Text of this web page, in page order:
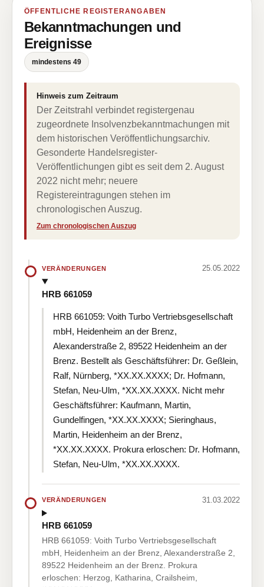
ÖFFENTLICHE REGISTERANGABEN
Bekanntmachungen und
Ereignisse
mindestens 49
Hinweis zum Zeitraum
Der Zeitstrahl verbindet registergenau
zugeordnete Insolvenzbekanntmachungen mit
dem historischen Veröffentlichungsarchiv.
Gesonderte Handelsregister-
Veröffentlichungen gibt es seit dem 2. August
2022 nicht mehr; neuere
Registereintragungen stehen im
chronologischen Auszug.
Zum chronologischen Auszug
VERÄNDERUNGEN 25.05.2022
HRB 661059
HRB 661059: Voith Turbo Vertriebsgesellschaft
mbH, Heidenheim an der Brenz,
Alexanderstraße 2, 89522 Heidenheim an der
Brenz. Bestellt als Geschäftsführer: Dr. Geßlein,
Ralf, Nürnberg, *XX.XX.XXXX; Dr. Hofmann,
Stefan, Neu-Ulm, *XX.XX.XXXX. Nicht mehr
Geschäftsführer: Kaufmann, Martin,
Gundelfingen, *XX.XX.XXXX; Sieringhaus,
Martin, Heidenheim an der Brenz,
*XX.XX.XXXX. Prokura erloschen: Dr. Hofmann,
Stefan, Neu-Ulm, *XX.XX.XXXX.
VERÄNDERUNGEN 31.03.2022
HRB 661059
HRB 661059: Voith Turbo Vertriebsgesellschaft
mbH, Heidenheim an der Brenz, Alexanderstraße 2,
89522 Heidenheim an der Brenz. Prokura
erloschen: Herzog, Katharina, Crailsheim,